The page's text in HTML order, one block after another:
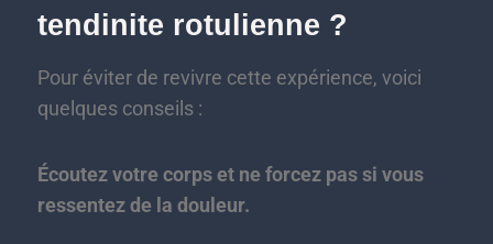
tendinite rotulienne ?
Pour éviter de revivre cette expérience, voici
quelques conseils :
Écoutez votre corps et ne forcez pas si vous
ressentez de la douleur.